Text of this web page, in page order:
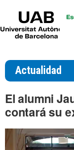
Actualidad
El alumni
contará su